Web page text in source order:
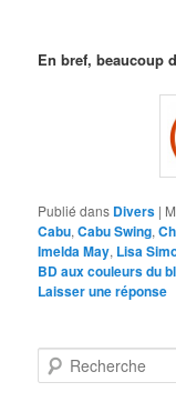
En bref, beaucoup
Publié dans Divers |
Cabu,Cabu Swing,
Imelda May, Lisa
BD aux couleurs du
Laisser une réponse
Recherche